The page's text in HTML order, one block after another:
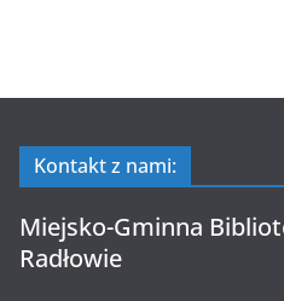
Kontakt z nami:
Miejsko-Gminna
Radłowie